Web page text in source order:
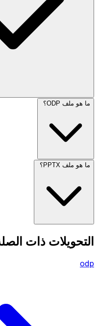
ما هو ملف ODP؟
ما هو ملف PPTX؟
التحويلات ذات
odp